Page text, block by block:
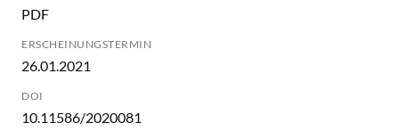
PDF
ERSCHEINUNGSTERMIN
26.01.2021
DOI
10.11586/2020081